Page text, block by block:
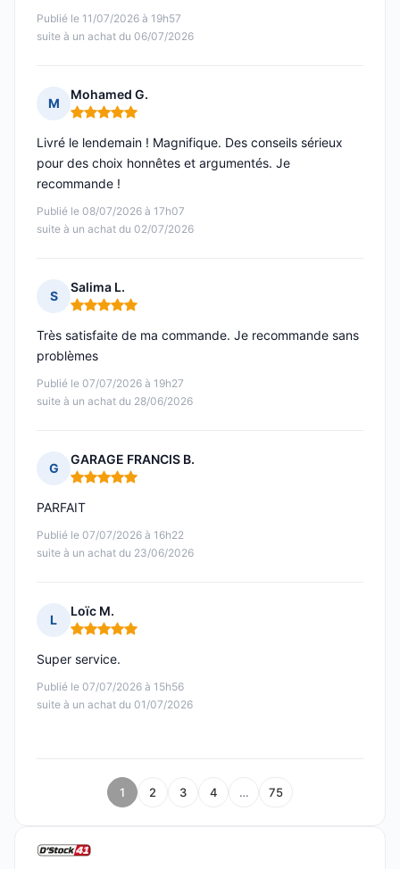
Publié le 11/07/2026 à 19h57
suite à un achat du 06/07/2026
M
Mohamed G.
Note : 5 sur 5
Publié le 08/07/2026 à 17h07
suite à un achat du 02/07/2026
Livré le lendemain ! Magnifique. Des conseils sérieux
pour des choix honnêtes et argumentés. Je
recommande !
S
Salima L.
Note : 5 sur 5
Publié le 07/07/2026 à 19h27
suite à un achat du 28/06/2026
Très satisfaite de ma commande. Je recommande sans
problèmes
G
GARAGE FRANCIS B.
Note : 5 sur 5
Publié le 07/07/2026 à 16h22
suite à un achat du 23/06/2026
PARFAIT
L
Loïc M.
Note : 5 sur 5
Publié le 07/07/2026 à 15h56
suite à un achat du 01/07/2026
Super service.
1 2 3 4 … 75